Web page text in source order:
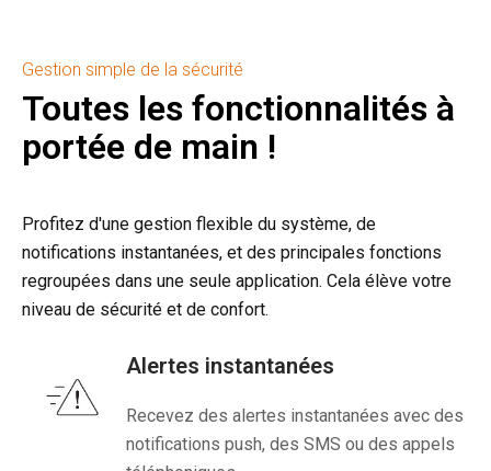
Gestion simple de la sécurité
Toutes les fonctionnalités à
portée de main !
Profitez d'une gestion flexible du système, de
notifications instantanées, et des principales fonctions
regroupées dans une seule application. Cela élève votre
niveau de sécurité et de confort.
Alertes instantanées
Recevez des alertes instantanées avec des
notifications push, des SMS ou des appels